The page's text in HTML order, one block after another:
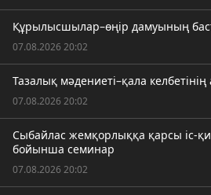
Құрылысшылар–өңір дамуының
07.08.2026 20:02
Тазалық мәдениеті–қала
07.08.2026 20:02
Сыбайлас жемқорлыққа қарсы іс-
бойынша семинар
07.08.2026 20:02